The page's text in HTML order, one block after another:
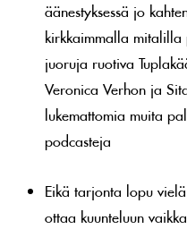
äänestyksessä jo
kirkkaimmalla
juoruja ruotiva
Veronica Verhon ja
lukemattomia muita
podcasteja
Eikä tarjonta lopu
ottaa kuunteluun